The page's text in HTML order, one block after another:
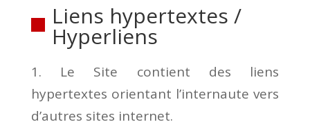
Liens hypertextes /
Hyperliens
1. Le Site contient des liens
hypertextes orientant l’internaute vers
d’autres sites internet.